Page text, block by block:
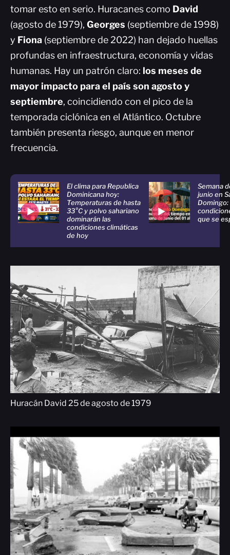
tomar esto en serio. Huracanes como David
(agosto de 1979), Georges (septiembre de 1998)
y Fiona (septiembre de 2022) han dejado huellas
profundas en infraestructura, economía y vidas
humanas. Hay un patrón claro: los meses de
mayor impacto para el país son agosto y
septiembre, coincidiendo con el pico de la
temporada ciclónica en el Atlántico. Octubre
también presenta riesgo, aunque en menor
frecuencia.
El clima para Republica
Dominicana hoy:
Temperaturas de hasta
33°C y polvo sahariano
dominarán las
condiciones climáticas
de hoy
Semana
junio en
Domingo:
que se
Huracán David 25 de agosto de 1979